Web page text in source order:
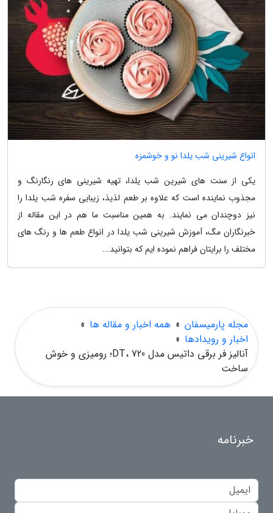
انواع شیرینی شب یلدا نو و خوشمزه
یکی از سنت های شیرین شب یلدا، تهیه شیرینی های رنگارنگ و
مجذوب نماینده است که علاوه بر طعم لذیذ، زیبایی سفره شب یلدا را
نیز دوچندان می نمایند. به همین مناسبت ما هم در این مقاله از
خبرنگاران مگ، آموزش شیرینی شب یلدا در انواع طعم ها و رنگ های
مختلف را برایتان فراهم نموده ایم که بتوانید...
مجله پارمیسفان » همه اخبار و مقاله ها »
اخبار و رویدادها »
آنالیز فر برقی داتیس مدل DT، 720؛ رومیزی و خوش
ساخت
خبرنامه